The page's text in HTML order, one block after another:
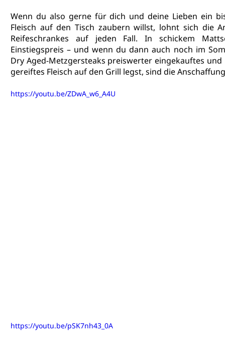
Wenn du also gerne für dich und deine Lieben ein
Fleisch auf den Tisch zaubern willst, lohnt sich die
Reifeschrankes auf jeden Fall. In schickem
Einstiegspreis – und wenn du dann auch noch im
Dry Aged-Metzgersteaks preiswerter eingekauftes und
gereiftes Fleisch auf den Grill legst, sind die
https://youtu.be/ZDwA_w6_A4U
https://youtu.be/pSK7nh43_0A